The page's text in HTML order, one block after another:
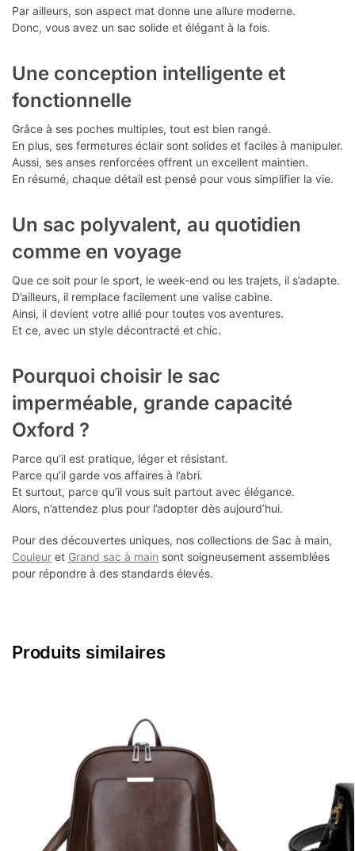
Par ailleurs, son aspect mat donne une allure moderne.
Donc, vous avez un sac solide et élégant à la fois.
Une conception intelligente et
fonctionnelle
Grâce à ses poches multiples, tout est bien rangé.
En plus, ses fermetures éclair sont solides et faciles à manipuler.
Aussi, ses anses renforcées offrent un excellent maintien.
En résumé, chaque détail est pensé pour vous simplifier la vie.
Un sac polyvalent, au quotidien
comme en voyage
Que ce soit pour le sport, le week-end ou les trajets, il s’adapte.
D’ailleurs, il remplace facilement une valise cabine.
Ainsi, il devient votre allié pour toutes vos aventures.
Et ce, avec un style décontracté et chic.
Pourquoi choisir le sac
imperméable, grande capacité
Oxford ?
Parce qu’il est pratique, léger et résistant.
Parce qu’il garde vos affaires à l’abri.
Et surtout, parce qu’il vous suit partout avec élégance.
Alors, n’attendez plus pour l’adopter dès aujourd’hui.
Pour des découvertes uniques, nos collections de Sac à main,
Couleur et Grand sac à main sont soigneusement assemblées
pour répondre à des standards élevés.
Produits similaires